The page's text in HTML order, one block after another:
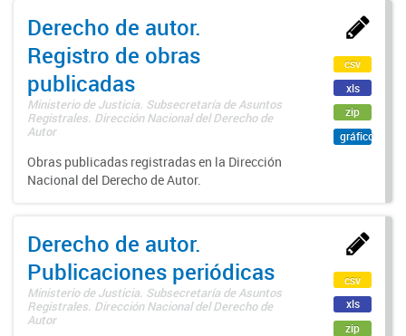
Derecho de autor.
Registro de obras
publicadas
Ministerio de Justicia. Subsecretaría de Asuntos
Registrales. Dirección Nacional del Derecho de
Autor
Obras publicadas registradas en la Dirección
Nacional del Derecho de Autor.
csv
xls
zip
gráfico
Derecho de autor.
Publicaciones periódicas
Ministerio de Justicia. Subsecretaría de Asuntos
Registrales. Dirección Nacional del Derecho de
Autor
csv
xls
zip